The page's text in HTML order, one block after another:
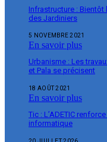
Infrastructure : Bientôt
des Jardiniers
5 NOVEMBRE 2021
En savoir plus
Urbanisme : Les
et Pala se précisent
18 AOÛT 2021
En savoir plus
Tic : L’ADETIC
informatique